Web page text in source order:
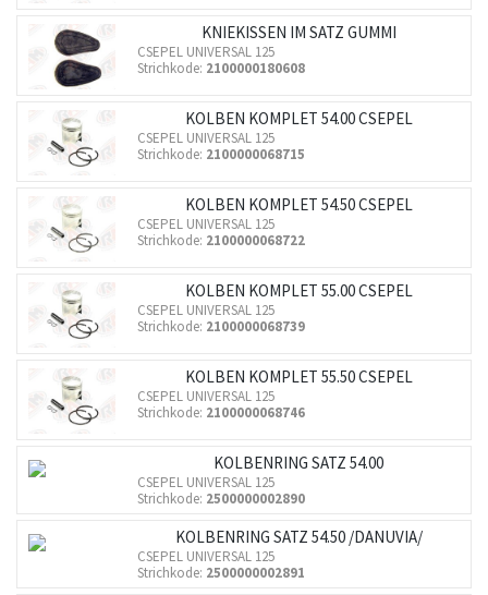
KNIEKISSEN IM SATZ GUMMI
CSEPEL UNIVERSAL 125
Strichkode: 2100000180608
KOLBEN KOMPLET 54.00 CSEPEL
CSEPEL UNIVERSAL 125
Strichkode: 2100000068715
KOLBEN KOMPLET 54.50 CSEPEL
CSEPEL UNIVERSAL 125
Strichkode: 2100000068722
KOLBEN KOMPLET 55.00 CSEPEL
CSEPEL UNIVERSAL 125
Strichkode: 2100000068739
KOLBEN KOMPLET 55.50 CSEPEL
CSEPEL UNIVERSAL 125
Strichkode: 2100000068746
KOLBENRING SATZ 54.00
CSEPEL UNIVERSAL 125
Strichkode: 2500000002890
KOLBENRING SATZ 54.50 /DANUVIA/
CSEPEL UNIVERSAL 125
Strichkode: 2500000002891